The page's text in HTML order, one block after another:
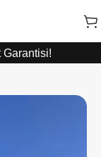
Garantisi!